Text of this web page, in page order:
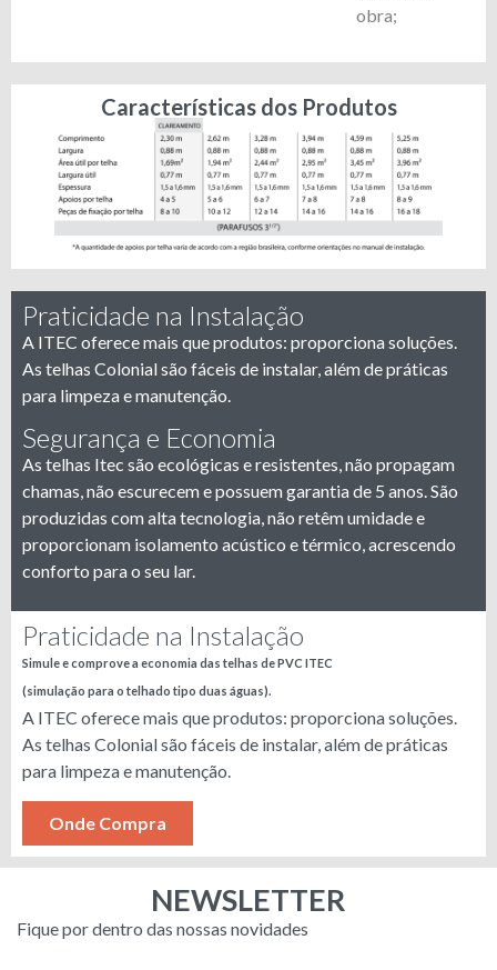
obra;
Características dos Produtos
Praticidade na Instalação
A ITEC oferece mais que produtos: proporciona soluções.
As telhas Colonial são fáceis de instalar, além de práticas
para limpeza e manutenção.
Segurança e Economia
As telhas Itec são ecológicas e resistentes, não propagam
chamas, não escurecem e possuem garantia de 5 anos. São
produzidas com alta tecnologia, não retêm umidade e
proporcionam isolamento acústico e térmico, acrescendo
conforto para o seu lar.
Praticidade na Instalação
Simule e comprove a economia das telhas de PVC ITEC
(simulação para o telhado tipo duas águas).
A ITEC oferece mais que produtos: proporciona soluções.
As telhas Colonial são fáceis de instalar, além de práticas
para limpeza e manutenção.
Onde Compra
NEWSLETTER
Fique por dentro das nossas novidades